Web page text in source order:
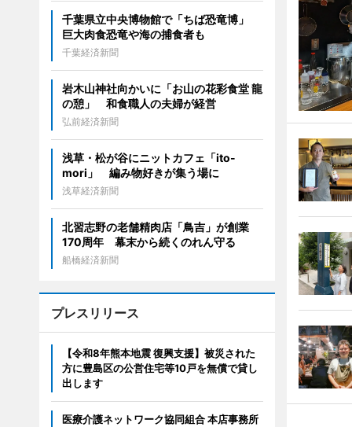
千葉県立中央博物館で「ちば恐竜博」
巨大肉食恐竜や海の捕食者も
千葉経済新聞
岩木山神社向かいに「お山の花彩食堂 龍
の憩」 和食職人の夫婦が経営
弘前経済新聞
浅草・松が谷にニットカフェ「ito-
mori」 編み物好きが集う場に
浅草経済新聞
北習志野の老舗精肉店「鳥吉」が創業
170周年 幕末から続くのれん守る
船橋経済新聞
プレスリリース
【令和8年熊本地震 復興支援】被災された
方に豊島区の公営住宅等10戸を無償で貸し
出します
医療介護ネットワーク協同組合 本店事務所